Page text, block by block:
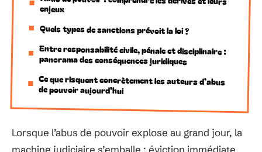
enjeux
Quels types de sanctions prévoit la loi ?
Entre responsabilité civile, pénale et disciplinaire :
panorama des conséquences juridiques
Ce que risquent concrètement les auteurs d’abus
de pouvoir aujourd’hui
Lorsque l’abus de pouvoir explose au grand jour, la
machine judiciaire s’emballe : éviction immédiate,